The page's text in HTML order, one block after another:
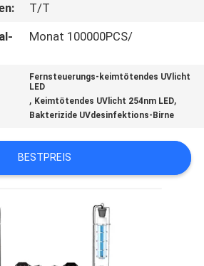
T/T
Monat 100000PCS/
Fernsteuerungs-keimtötendes UVlicht
LED
, Keimtötendes UVlicht 254nm LED,
Bakterizide UVdesinfektions-Birne
BESTPREIS